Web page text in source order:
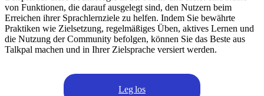
von Funktionen, die darauf ausgelegt sind, den Nutzern beim
Erreichen ihrer Sprachlernziele zu helfen. Indem Sie bewährte
Praktiken wie Zielsetzung, regelmäßiges Üben, aktives Lernen und
die Nutzung der Community befolgen, können Sie das Beste aus
Talkpal machen und in Ihrer Zielsprache versiert werden.
Leg los